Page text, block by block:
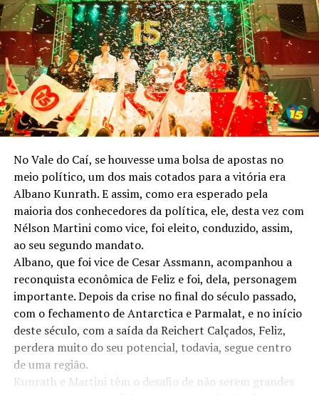
No Vale do Caí, se houvesse uma bolsa de apostas no
meio político, um dos mais cotados para a vitória era
Albano Kunrath. E assim, como era esperado pela
maioria dos conhecedores da política, ele, desta vez com
Nélson Martini como vice, foi eleito, conduzido, assim,
ao seu segundo mandato.
Albano, que foi vice de Cesar Assmann, acompanhou a
reconquista econômica de Feliz e foi, dela, personagem
importante. Depois da crise no final do século passado,
com o fechamento de Antarctica e Parmalat, e no início
deste século, com a saída da Reichert Calçados, Feliz,
perdera muito do seu potencial, todavia, segue centro
de uma região.
Kunrath e Martini têm o desafio de não serem grandes